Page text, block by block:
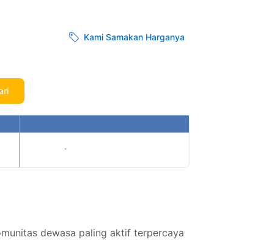
Kami Samakan Harganya
Tampilkan harga
dewasa paling aktif terpercaya